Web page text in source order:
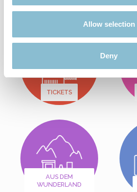
Allow selection
Deny
TICKETS
AUS DEM
WUNDERLAND